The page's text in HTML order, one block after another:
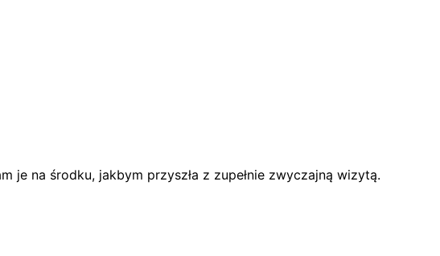
je na środku, jakbym przyszła z zupełnie zwyczajną wizytą.